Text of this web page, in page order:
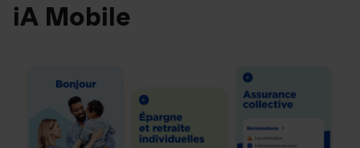
iA Mobile